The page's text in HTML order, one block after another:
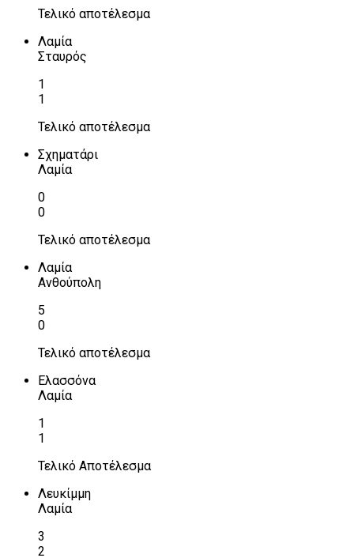
Τελικό αποτέλεσμα
Λαμία
Σταυρός
1
1
Τελικό αποτέλεσμα
Σχηματάρι
Λαμία
0
0
Τελικό αποτέλεσμα
Λαμία
Ανθούπολη
5
0
Τελικό αποτέλεσμα
Ελασσόνα
Λαμία
1
1
Τελικό Αποτέλεσμα
Λευκίμμη
Λαμία
3
2